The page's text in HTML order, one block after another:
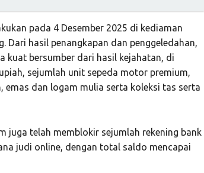
pada 4 Desember 2025 di kediaman
Dari hasil penangkapan dan penggeledahan,
kuat bersumber dari hasil kejahatan, di
sejumlah unit sepeda motor premium,
emas dan logam mulia serta koleksi tas serta
juga telah memblokir sejumlah rekening bank
judi online, dengan total saldo mencapai